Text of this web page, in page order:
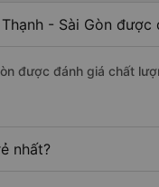
- Sài Gòn
được đánh giá chất
nhất?